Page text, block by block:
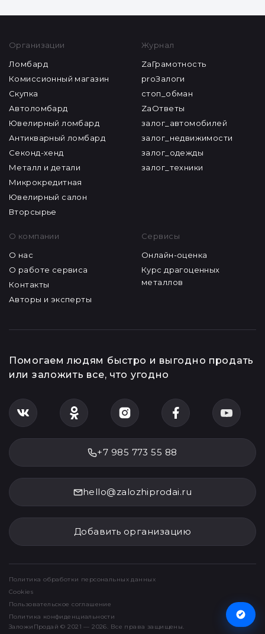
Организации
Ломбард
Комиссионный магазин
Скупка
Автоломбард
Ювелирный ломбард
Антикварный ломбард
Секонд-хенд
Металл и детали
Микрокредитная
Ювелирный салон
Вторсырье
Журнал
ZaГрамотность
proЗалоги
стоп_обман
ZaОтветы
залог_автомобилей
залог_недвижимости
залог_одежды
залог_техники
О компании
О нас
О работе сервиса
Контакты
Авторы и эксперты
Сервисы
Онлайн-оценка
Курс драгоценных
металлов
Помогаем людям быстро и выгодно продать
или заложить все, что угодно
+7 985 773 55 88
hello@zalozhiprodai.ru
Добавить организацию
ЗаложиПродай © 2021 — 2026. Все права защищены.
Политика обработки персональных данных
Cookies
Пользовательское соглашение
Политика конфиденциальности